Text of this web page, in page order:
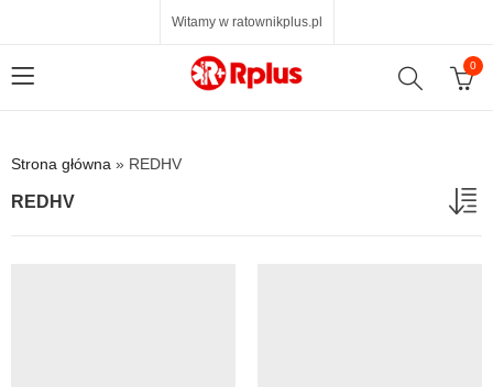
Witamy w ratownikplus.pl
0
Strona główna » REDHV
REDHV